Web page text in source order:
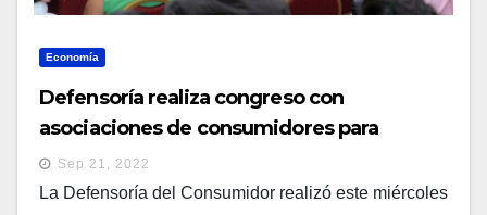
Economía
Defensoría realiza congreso con
asociaciones de consumidores para
fortalecer atención
Sep 21, 2022
La Defensoría del Consumidor realizó este miércoles